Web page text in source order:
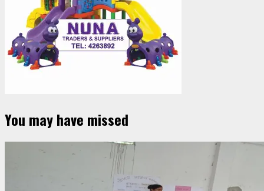
You may have missed